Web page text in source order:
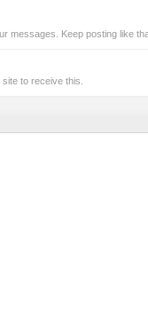
messages. Keep posting like
to receive this.